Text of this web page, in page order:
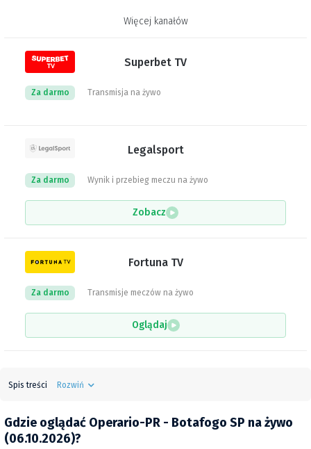
Więcej kanałów
Superbet TV
Transmisja na żywo
Za darmo
Legalsport
Wynik i przebieg meczu na żywo
Za darmo
Zobacz
Fortuna TV
Transmisje meczów na żywo
Za darmo
Oglądaj
Spis treści Rozwiń
Gdzie oglądać Operario-PR - Botafogo SP na żywo
(06.10.2026)?